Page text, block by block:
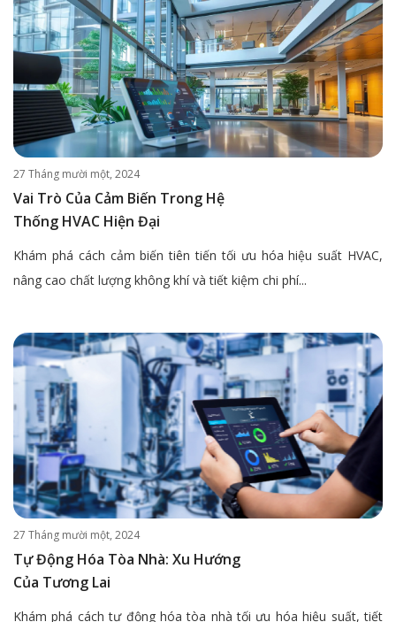
27 Tháng mười một, 2024
Vai Trò Của Cảm Biến Trong Hệ
Thống HVAC Hiện Đại
Khám phá cách cảm biến tiên tiến tối ưu hóa hiệu suất HVAC,
nâng cao chất lượng không khí và tiết kiệm chi phí...
27 Tháng mười một, 2024
Tự Động Hóa Tòa Nhà: Xu Hướng
Của Tương Lai
Khám phá cách tự động hóa tòa nhà tối ưu hóa hiệu suất, tiết